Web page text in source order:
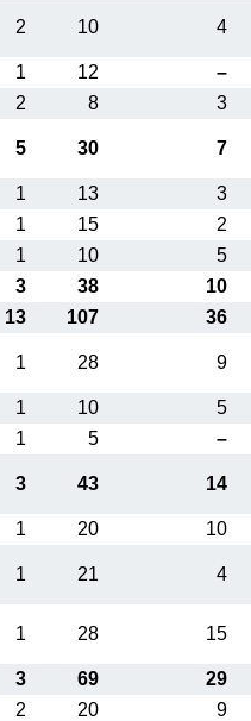
2 10 4
1 12
–
2 8
3
5 30 7
1 13
3
1 15
2
1 10
5
3 38
10
13 107
36
1 28 9
1 10
5
1 5
–
3 43 14
1 20
10
1 21 4
1 28 15
3 69
29
2 20
9